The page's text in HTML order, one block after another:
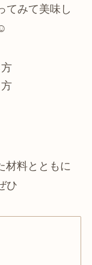
てみて美味し
材料とともに
ひ